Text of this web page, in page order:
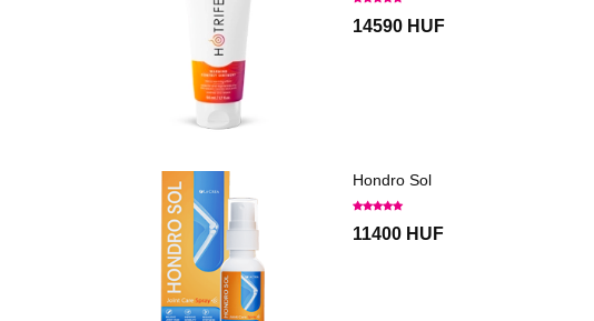
14590 HUF
Hondro Sol
11400 HUF